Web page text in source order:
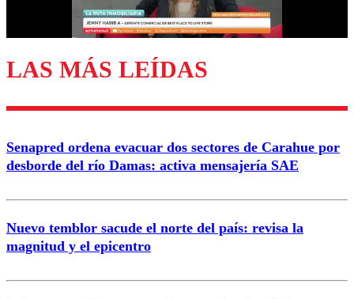
Enviar comentario
LAS MÁS LEÍDAS
Senapred ordena evacuar dos sectores de Carahue por
desborde del río Damas: activa mensajería SAE
Nuevo temblor sacude el norte del país: revisa la
magnitud y el epicentro